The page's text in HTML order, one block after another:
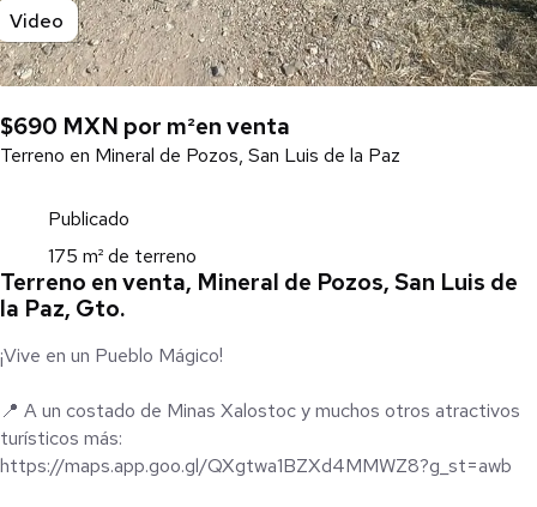
Video
$690 MXN por m²en venta
Terreno en Mineral de Pozos, San Luis de la Paz
Publicado
175 m² de terreno
Terreno en venta, Mineral de Pozos, San Luis de
la Paz, Gto.
¡Vive en un Pueblo Mágico!
📍 A un costado de Minas Xalostoc y muchos otros atractivos
turísticos más:
https://maps.app.goo.gl/QXgtwa1BZXd4MMWZ8?g_st=awb